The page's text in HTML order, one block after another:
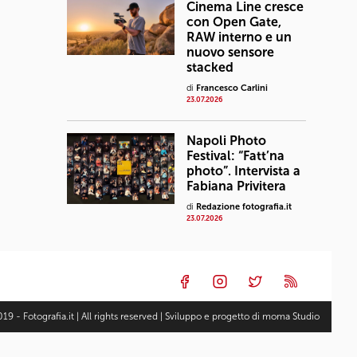
Cinema Line cresce
con Open Gate,
RAW interno e un
nuovo sensore
stacked
di Francesco Carlini
23.07.2026
Napoli Photo
Festival: “Fatt’na
photo”. Intervista a
Fabiana Privitera
di Redazione fotografia.it
23.07.2026
- Fotografia.it | All rights reserved | Sviluppo e progetto di moma Studio